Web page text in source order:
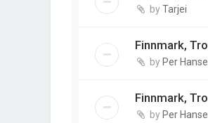
byTarjei
Finnmark,
by Per
Finnmark,
by Per